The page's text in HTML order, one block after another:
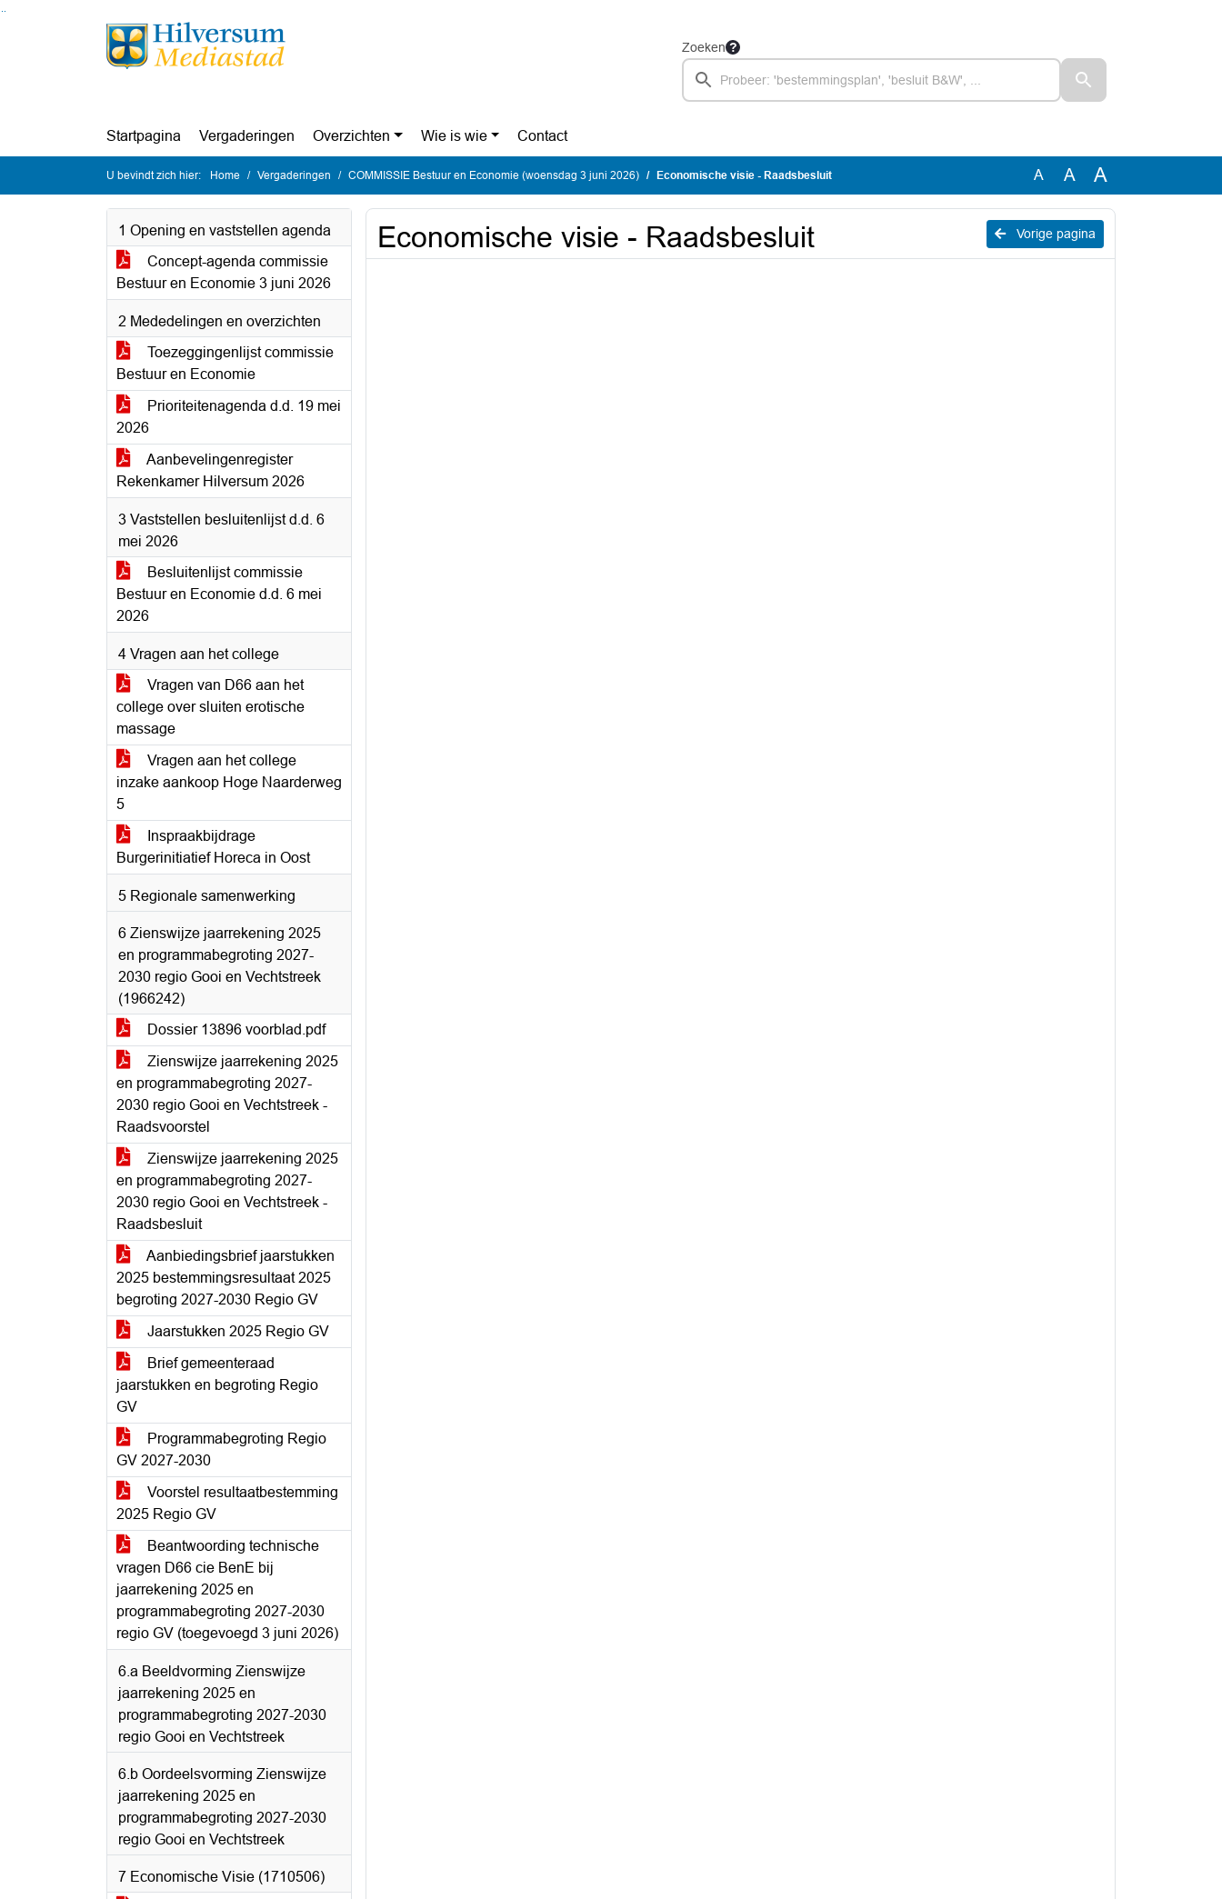
Ga naar de inhoud van deze pagina
Ga naar het zoeken
Ga naar het menu
Zoeken
Startpagina Vergaderingen Overzichten Wie is wie Contact
U bevindt zich hier: Home Vergaderingen COMMISSIE Bestuur en Economie (woensdag 3 juni 2026) Economische visie - Raadsbesluit A A A
1 Opening en vaststellen agenda
Concept-agenda commissie
Bestuur en Economie 3 juni 2026
2 Mededelingen en overzichten
Toezeggingenlijst commissie
Bestuur en Economie
Prioriteitenagenda d.d. 19 mei
2026
Aanbevelingenregister
Rekenkamer Hilversum 2026
3 Vaststellen besluitenlijst d.d. 6
mei 2026
Besluitenlijst commissie
Bestuur en Economie d.d. 6 mei
2026
4 Vragen aan het college
Vragen van D66 aan het
college over sluiten erotische
massage
Vragen aan het college
inzake aankoop Hoge Naarderweg
5
Inspraakbijdrage
Burgerinitiatief Horeca in Oost
5 Regionale samenwerking
6 Zienswijze jaarrekening 2025
en programmabegroting 2027-
2030 regio Gooi en Vechtstreek
(1966242)
Dossier 13896 voorblad.pdf
Zienswijze jaarrekening 2025
en programmabegroting 2027-
2030 regio Gooi en Vechtstreek -
Raadsvoorstel
Zienswijze jaarrekening 2025
en programmabegroting 2027-
2030 regio Gooi en Vechtstreek -
Raadsbesluit
Aanbiedingsbrief jaarstukken
2025 bestemmingsresultaat 2025
begroting 2027-2030 Regio GV
Jaarstukken 2025 Regio GV
Brief gemeenteraad
jaarstukken en begroting Regio
GV
Programmabegroting Regio
GV 2027-2030
Voorstel resultaatbestemming
2025 Regio GV
Beantwoording technische
vragen D66 cie BenE bij
jaarrekening 2025 en
programmabegroting 2027-2030
regio GV (toegevoegd 3 juni 2026)
6.a Beeldvorming Zienswijze
jaarrekening 2025 en
programmabegroting 2027-2030
regio Gooi en Vechtstreek
6.b Oordeelsvorming Zienswijze
jaarrekening 2025 en
programmabegroting 2027-2030
regio Gooi en Vechtstreek
7 Economische Visie (1710506)
Vorige pagina
Economische visie - Raadsbesluit